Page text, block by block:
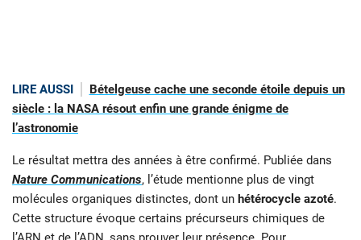
LIRE AUSSI
Bételgeuse cache une seconde étoile depuis un
siècle : la NASA résout enfin une grande énigme de
l’astronomie
Le résultat mettra des années à être confirmé. Publiée dans
Nature Communications, l’étude mentionne plus de vingt
molécules organiques distinctes, dont un hétérocycle azoté.
Cette structure évoque certains précurseurs chimiques de